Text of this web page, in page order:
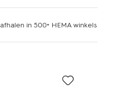
afhalen in 500+ HEMA winkels